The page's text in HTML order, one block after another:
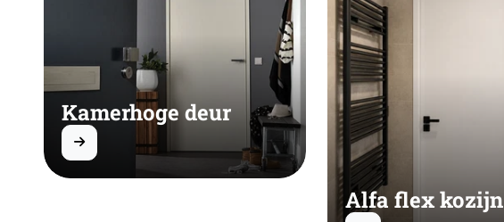
Kamerhoge deur
Alfa flex kozijn